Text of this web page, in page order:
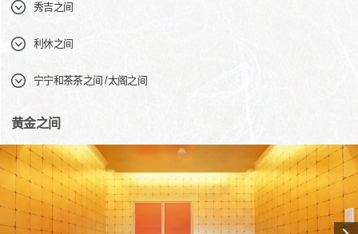
秀吉之间
利休之间
宁宁和茶茶之间 /太阁之间
黄金之间